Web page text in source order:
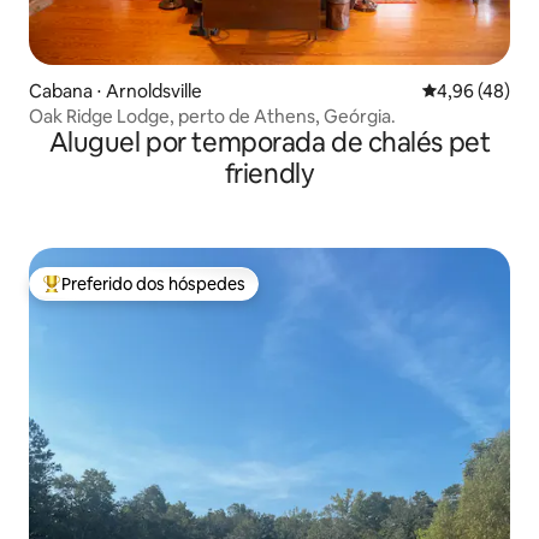
Cabana ⋅ Arnoldsville 4,96 de uma
4,96 (48)
Oak Ridge Lodge, perto de Athens, Geórgia.
Aluguel por temporada de chalés pet
friendly
Entre os melhores preferidos dos hóspedes
Preferido dos hóspedes